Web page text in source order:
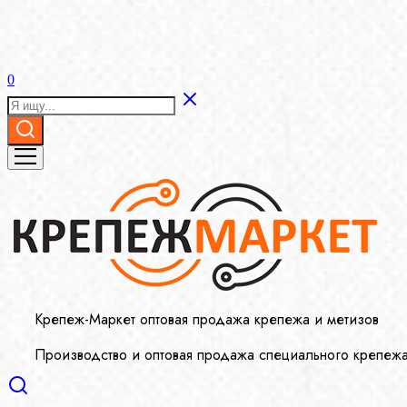
0
Крепеж-Маркет оптовая продажа крепежа и метизов
Производство и оптовая продажа специального